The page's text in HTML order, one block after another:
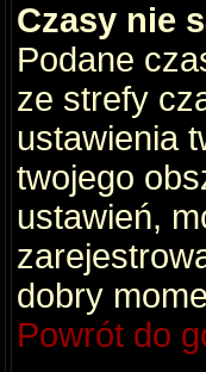
Czasy nie
Podane
ze strefy
ustawienia
twojego
ustawień,
dobry
Powrót do